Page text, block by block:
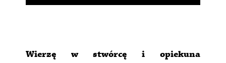
Wierzę w stwórcę i opiekuna